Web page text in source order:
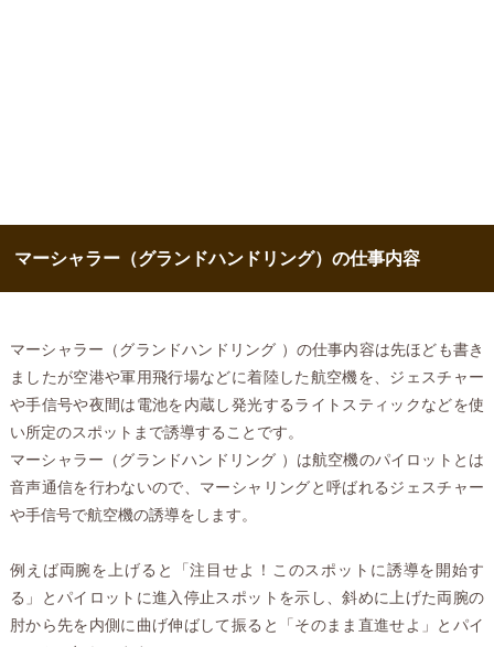
マーシャラー（グランドハンドリング）の仕事内容
マーシャラー（グランドハンドリング ）の仕事内容は先ほども書き
ましたが空港や軍用飛行場などに着陸した航空機を、ジェスチャー
や手信号や夜間は電池を内蔵し発光するライトスティックなどを使
い所定のスポットまで誘導することです。
マーシャラー（グランドハンドリング ）は航空機のパイロットとは
音声通信を行わないので、マーシャリングと呼ばれるジェスチャー
や手信号で航空機の誘導をします。
例えば両腕を上げると「注目せよ！このスポットに誘導を開始す
る」とパイロットに進入停止スポットを示し、斜めに上げた両腕の
肘から先を内側に曲げ伸ばして振ると「そのまま直進せよ」とパイ